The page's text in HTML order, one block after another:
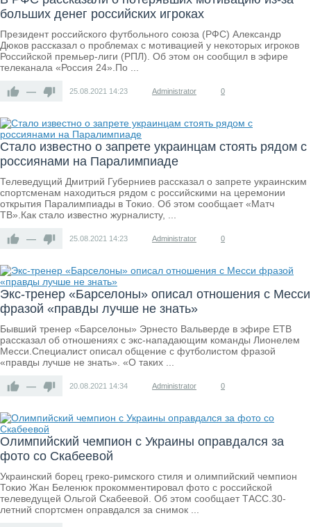
больших денег российских игроках
Президент российского футбольного союза (РФС) Александр
Дюков рассказал о проблемах с мотивацией у некоторых игроков
Российской премьер-лиги (РПЛ). Об этом он сообщил в эфире
телеканала «Россия 24».По ...
— 25.08.2021 14:23 Administrator 0
Стало известно о запрете украинцам стоять рядом с
россиянами на Паралимпиаде
Телеведущий Дмитрий Губерниев рассказал о запрете украинским
спортсменам находиться рядом с российскими на церемонии
открытия Паралимпиады в Токио. Об этом сообщает «Матч
ТВ».Как стало известно журналисту, ...
— 25.08.2021 14:23 Administrator 0
Экс-тренер «Барселоны» описал отношения с Месси
фразой «правды лучше не знать»
Бывший тренер «Барселоны» Эрнесто Вальверде в эфире ETB
рассказал об отношениях с экс-нападающим команды Лионелем
Месси.Специалист описал общение с футболистом фразой
«правды лучше не знать». «О таких ...
— 20.08.2021 14:34 Administrator 0
Олимпийский чемпион с Украины оправдался за
фото со Скабеевой
Украинский борец греко-римского стиля и олимпийский чемпион
Токио Жан Беленюк прокомментировал фото с российской
телеведущей Ольгой Скабеевой. Об этом сообщает ТАСС.30-
летний спортсмен оправдался за снимок ...